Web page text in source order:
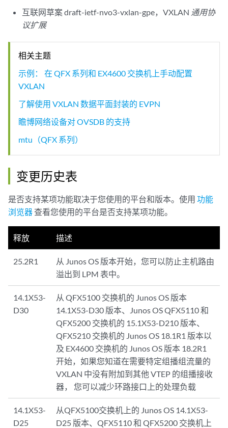
互联网草案 draft-ietf-nvo3-vxlan-gpe，VXLAN 通用协
议扩展
相关主题
示例： 在 QFX 系列和 EX4600 交换机上手动配置
VXLAN
了解使用 VXLAN 数据平面封装的 EVPN
瞻博网络设备对 OVSDB 的支持
mtu（QFX 系列）
变更历史表
是否支持某项功能取决于您使用的平台和版本。使用 功能
浏览器查看您使用的平台是否支持某项功能。
释放 描述
25.2R1
从 Junos OS 版本开始，您可以防止主机路由
溢出到 LPM 表中。
14.1X53-
D30
从 QFX5100 交换机的 Junos OS 版本
14.1X53-D30 版本、Junos OS QFX5110 和
QFX5200 交换机的 15.1X53-D210 版本、
QFX5210 交换机的 Junos OS 18.1R1 版本以
及 EX4600 交换机的 Junos OS 版本 18.2R1
开始，如果您知道在需要特定组播组流量的
VXLAN 中没有附加到其他 VTEP 的组播接收
器， 您可以减少环路接口上的处理负载
14.1X53-
D25
从QFX5100交换机上的 Junos OS 14.1X53-
D25 版本、QFX5110 和 QFX5200 交换机上